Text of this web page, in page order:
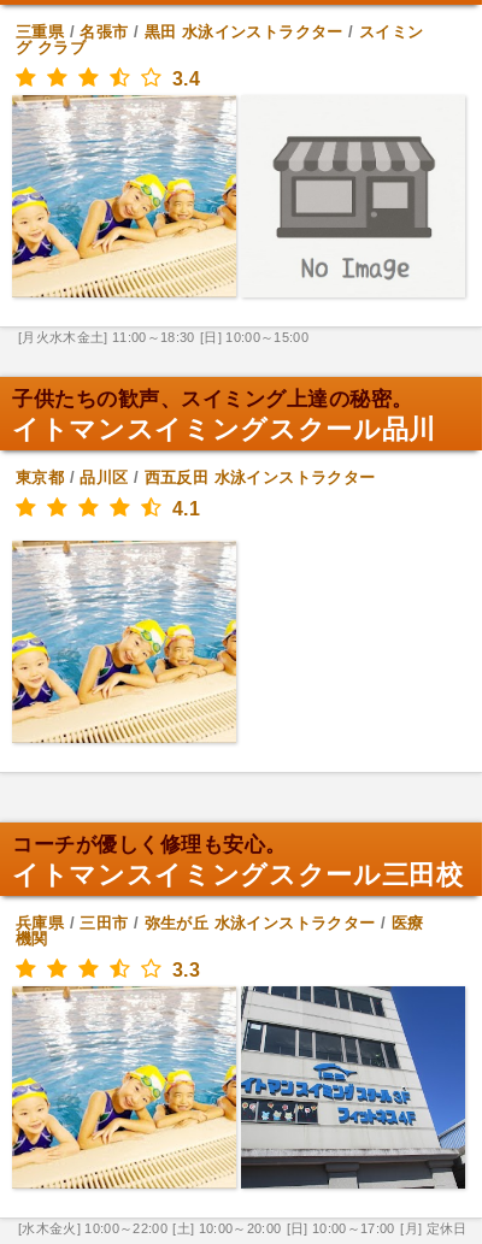
三重県/名張市 / 黒田 水泳インストラクター / スイミン
グ クラブ
3.4
[月火水木金土] 11:00～18:30 [日] 10:00～15:00
子供たちの歓声、スイミング上達の秘密。
イトマンスイミングスクール品川
東京都 /品川区 / 西五反田 水泳インストラクター
4.1
コーチが優しく修理も安心。
イトマンスイミングスクール三田校
兵庫県/三田市 / 弥生が丘 水泳インストラクター / 医療
機関
3.3
[水木金火] 10:00～22:00 [土] 10:00～20:00 [日] 10:00～17:00 [月] 定休日